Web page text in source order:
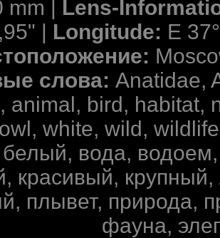
mm | Lens-
| Longitude: E
слова: Anatidae,
animal, bird, habitat,
white, wild,
вода,
красивый,
плывет, природа,
фауна,